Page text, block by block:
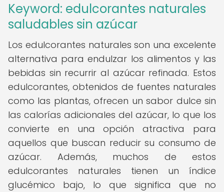
Keyword: edulcorantes naturales
saludables sin azúcar
Los edulcorantes naturales son una excelente
alternativa para endulzar los alimentos y las
bebidas sin recurrir al azúcar refinada. Estos
edulcorantes, obtenidos de fuentes naturales
como las plantas, ofrecen un sabor dulce sin
las calorías adicionales del azúcar, lo que los
convierte en una opción atractiva para
aquellos que buscan reducir su consumo de
azúcar. Además, muchos de estos
edulcorantes naturales tienen un índice
glucémico bajo, lo que significa que no